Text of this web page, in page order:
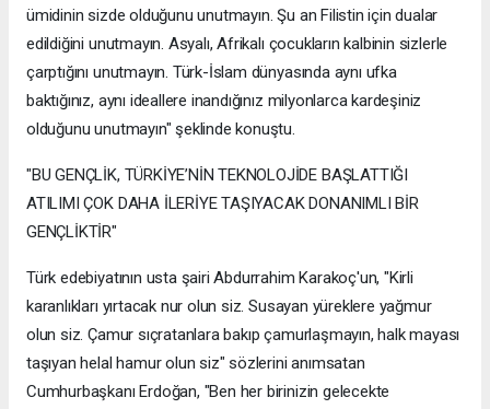
ümidinin sizde olduğunu unutmayın. Şu an Filistin için dualar
edildiğini unutmayın. Asyalı, Afrikalı çocukların kalbinin sizlerle
çarptığını unutmayın. Türk-İslam dünyasında aynı ufka
baktığınız, aynı ideallere inandığınız milyonlarca kardeşiniz
olduğunu unutmayın" şeklinde konuştu.
"BU GENÇLİK, TÜRKİYE’NİN TEKNOLOJİDE BAŞLATTIĞI
ATILIMI ÇOK DAHA İLERİYE TAŞIYACAK DONANIMLI BİR
GENÇLİKTİR"
Türk edebiyatının usta şairi Abdurrahim Karakoç'un, "Kirli
karanlıkları yırtacak nur olun siz. Susayan yüreklere yağmur
olun siz. Çamur sıçratanlara bakıp çamurlaşmayın, halk mayası
taşıyan helal hamur olun siz" sözlerini anımsatan
Cumhurbaşkanı Erdoğan, "Ben her birinizin gelecekte